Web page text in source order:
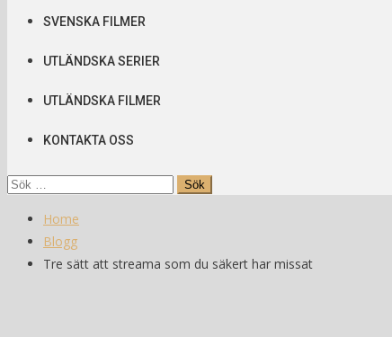
SVENSKA FILMER
UTLÄNDSKA SERIER
UTLÄNDSKA FILMER
KONTAKTA OSS
Sök
Home
Blogg
Tre sätt att streama som du säkert har missat